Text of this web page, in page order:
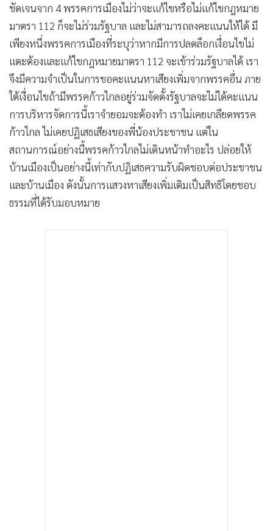
ชัดเจนจาก 4 พรรคการเมืองไม่ว่าจะแก้ไขหรือไม่แก้ไขกฎหมาย
มาตรา 112 ก็จะไม่ร่วมรัฐบาล และไม่สามารถลงคะแนนให้ได้ มี
เพียงหนึ่งพรรคการเมืองที่ระบุว่าหากมีการปลดล็อกเงื่อนไขไม่
แตะต้องและแก้ไขกฎหมายมาตรา 112 จะเข้าร่วมรัฐบาลได้ เรา
จึงมีความจำเป็นในการขอคะแนนหาเสียงเพิ่มจากพรรคอื่น ภาย
ใต้เงื่อนไขถ้ามีพรรคก้าวไกลอยู่ร่วมจัดตั้งรัฐบาลจะไม่ได้คะแนน
การบริหารจัดการนี้เราจำยอมจะต้องทำ เราไม่เคยเกลียดพรรค
ก้าวไกล ไม่เคยปฏิเสธเสียงของพี่น้องประชาชน แต่ใน
สถานการณ์อย่างนี้พรรคก้าวไกลไม่เดินหน้าทำอะไร ปล่อยให้
บ้านเมืองเป็นอย่างนี้เท่ากับปฏิเสธความรับผิดชอบต่อประชาชน
และบ้านเมือง ดังนั้นการแสวงหาเสียงเพิ่มเติมเป็นสิทธิโดยชอบ
ธรรมที่ได้รับมอบหมาย